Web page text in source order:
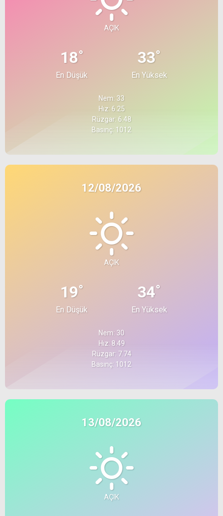
AÇIK
18°
En Düşük
33°
En Yüksek
Nem: 33
Hız: 6.25
Rüzgar: 6.48
Basınç: 1012
12/08/2026
AÇIK
19°
En Düşük
34°
En Yüksek
Nem: 30
Hız: 8.49
Rüzgar: 7.74
Basınç: 1012
13/08/2026
AÇIK